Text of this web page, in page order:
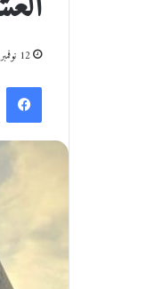
12 نوفمبر، 2023